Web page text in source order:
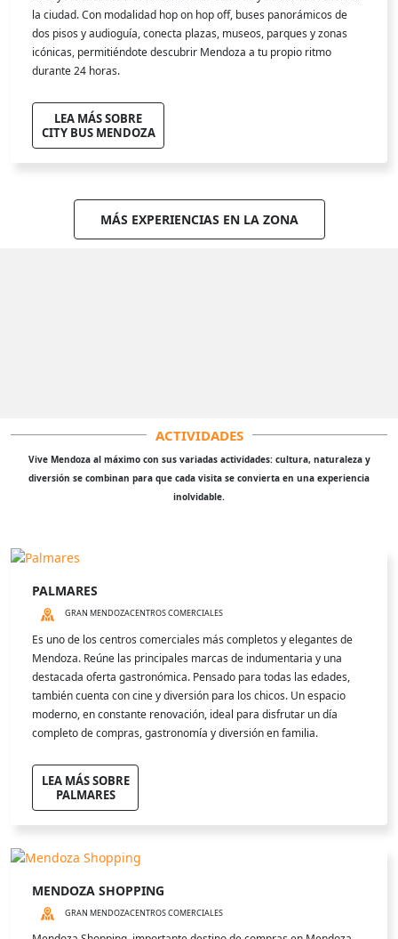
la ciudad. Con modalidad hop on hop off, buses panorámicos de
dos pisos y audioguía, conecta plazas, museos, parques y zonas
icónicas, permitiéndote descubrir Mendoza a tu propio ritmo
durante 24 horas.
LEA MÁS SOBRE
CITY BUS MENDOZA
MÁS EXPERIENCIAS EN LA ZONA
ACTIVIDADES
Vive Mendoza al máximo con sus variadas actividades: cultura, naturaleza y
diversión se combinan para que cada visita se convierta en una experiencia
inolvidable.
PALMARES
GRAN MENDOZACENTROS COMERCIALES
Es uno de los centros comerciales más completos y elegantes de
Mendoza. Reúne las principales marcas de indumentaria y una
destacada oferta gastronómica. Pensado para todas las edades,
también cuenta con cine y diversión para los chicos. Un espacio
moderno, en constante renovación, ideal para disfrutar un día
completo de compras, gastronomía y diversión en familia.
LEA MÁS SOBRE
PALMARES
MENDOZA SHOPPING
GRAN MENDOZACENTROS COMERCIALES